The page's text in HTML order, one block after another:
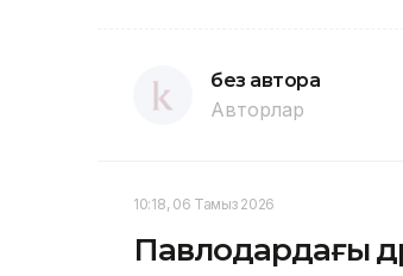
без автора
Авторлар
10:18, 06 Тамыз 2026
Павлодардағы